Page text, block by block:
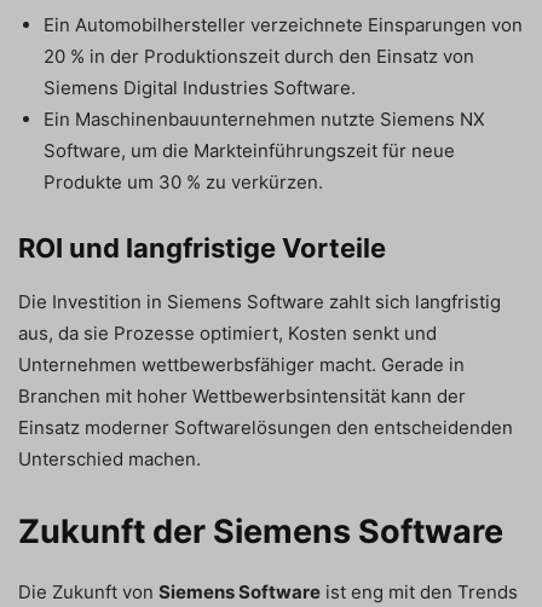
Ein Automobilhersteller verzeichnete Einsparungen von
20 % in der Produktionszeit durch den Einsatz von
Siemens Digital Industries Software.
Ein Maschinenbauunternehmen nutzte Siemens NX
Software, um die Markteinführungszeit für neue
Produkte um 30 % zu verkürzen.
ROI und langfristige Vorteile
Die Investition in Siemens Software zahlt sich langfristig
aus, da sie Prozesse optimiert, Kosten senkt und
Unternehmen wettbewerbsfähiger macht. Gerade in
Branchen mit hoher Wettbewerbsintensität kann der
Einsatz moderner Softwarelösungen den entscheidenden
Unterschied machen.
Zukunft der Siemens Software
Die Zukunft von Siemens Software ist eng mit den Trends